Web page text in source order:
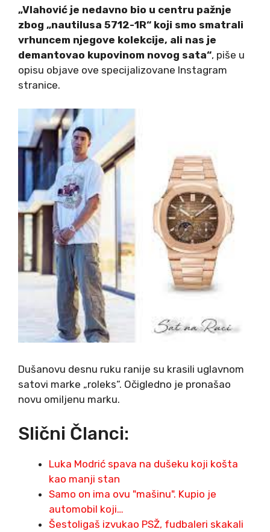
„Vlahović je nedavno bio u centru pažnje
zbog „nautilusa 5712-1R“ koji smo smatrali
vrhuncem njegove kolekcije, ali nas je
demantovao kupovinom novog sata“, piše u
opisu objave ove specijalizovane Instagram
stranice.
Dušanovu desnu ruku ranije su krasili uglavnom
satovi marke „roleks“. Očigledno je pronašao
novu omiljenu marku.
Slični Članci:
Luka Modrić spava na dušeku koji košta
kao manji stan
Samo on ima ovu "mašinu". Kupio je
automobil koji…
Šestoligaš izvukao PSŽ, fudbaleri skakali